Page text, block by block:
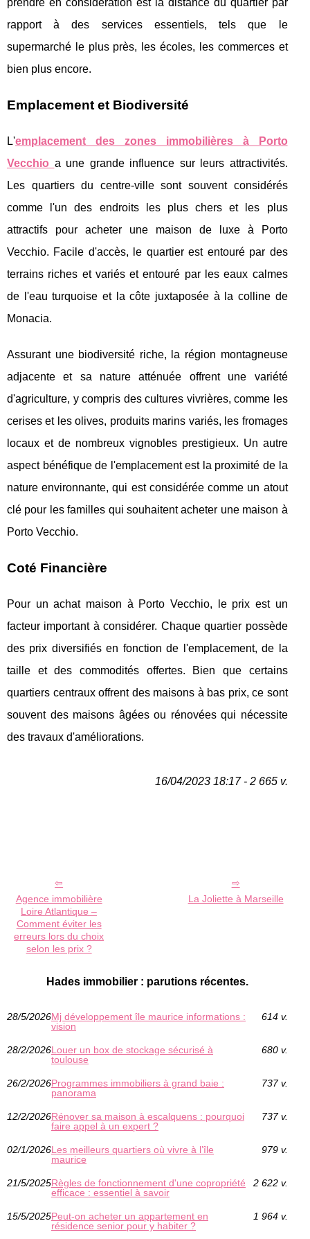
rapport à des services essentiels, tels que le
supermarché le plus près, les écoles, les commerces et
bien plus encore.
Emplacement et Biodiversité
L'emplacement des zones immobilières à Porto
Vecchio a une grande influence sur leurs attractivités.
Les quartiers du centre-ville sont souvent considérés
comme l'un des endroits les plus chers et les plus
attractifs pour acheter une maison de luxe à Porto
Vecchio. Facile d'accès, le quartier est entouré par des
terrains riches et variés et entouré par les eaux calmes
de l'eau turquoise et la côte juxtaposée à la colline de
Monacia.
Assurant une biodiversité riche, la région montagneuse
adjacente et sa nature atténuée offrent une variété
d'agriculture, y compris des cultures vivrières, comme les
cerises et les olives, produits marins variés, les fromages
locaux et de nombreux vignobles prestigieux. Un autre
aspect bénéfique de l'emplacement est la proximité de la
nature environnante, qui est considérée comme un atout
clé pour les familles qui souhaitent acheter une maison à
Porto Vecchio.
Coté Financière
Pour un achat maison à Porto Vecchio, le prix est un
facteur important à considérer. Chaque quartier possède
des prix diversifiés en fonction de l'emplacement, de la
taille et des commodités offertes. Bien que certains
quartiers centraux offrent des maisons à bas prix, ce sont
souvent des maisons âgées ou rénovées qui nécessite
des travaux d'améliorations.
16/04/2023 18:17 - 2 665 v.
Agence immobilière
Loire Atlantique –
Comment éviter les
erreurs lors du choix
selon les prix ?
La Joliette à Marseille
Hades immobilier : parutions récentes.
28/5/2026Mj développement île maurice informations :
vision
614 v.
28/2/2026Louer un box de stockage sécurisé à
toulouse
680 v.
26/2/2026Programmes immobiliers à grand baie :
panorama
737 v.
12/2/2026Rénover sa maison à escalquens : pourquoi
faire appel à un expert ?
737 v.
02/1/2026Les meilleurs quartiers où vivre à l’île
maurice
979 v.
21/5/2025Règles de fonctionnement d'une copropriété
efficace : essentiel à savoir
2 622 v.
15/5/2025Peut-on acheter un appartement en
résidence senior pour y habiter ?
1 964 v.